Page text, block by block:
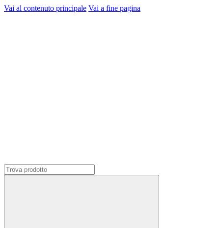
Vai al contenuto principale Vai a fine pagina